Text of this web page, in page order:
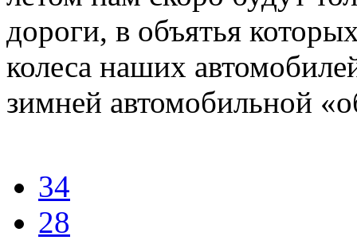
дороги, в объятья
колеса наших
зимней автомобильной
34
28